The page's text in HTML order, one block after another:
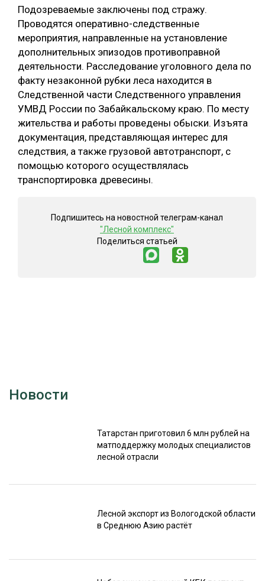
Подозреваемые заключены под стражу.
Проводятся оперативно-следственные
мероприятия, направленные на установление
дополнительных эпизодов противоправной
деятельности. Расследование уголовного дела по
факту незаконной рубки леса находится в
Следственной части Следственного управления
УМВД России по Забайкальскому краю. По месту
жительства и работы проведены обыски. Изъята
документация, представляющая интерес для
следствия, а также грузовой автотранспорт, с
помощью которого осуществлялась
транспортировка древесины.
Подпишитесь на новостной телеграм-канал
"Лесной комплекс"
Поделиться статьей
Новости
Татарстан приготовил 6 млн рублей на
матподдержку молодых специалистов
лесной отрасли
Лесной экспорт из Вологодской области
в Среднюю Азию растёт